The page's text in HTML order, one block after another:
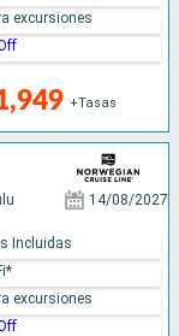
+Tasas
excursiones
14/08/2027
Incluidas
excursiones